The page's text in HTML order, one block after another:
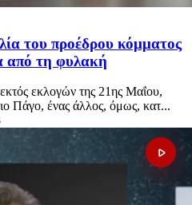
του προέδρου κόμματος
από τη φυλακή
εκλογών της 21ης Μαΐου,
Πάγο, ένας άλλος, όμως, κατ...